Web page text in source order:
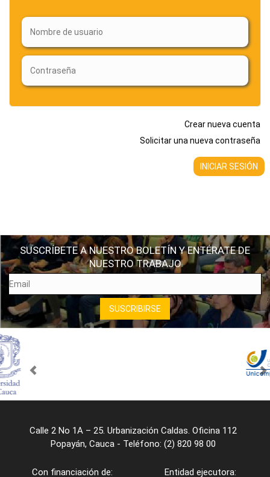
Crear nueva cuenta
Solicitar una nueva contraseña
SUSCRÍBETE A NUESTRO BOLETÍN Y ENTÉRATE DE
NUESTRO TRABAJO
Calle 2 No 1A – 25. Urbanización Caldas. Oficina 112
Popayán, Cauca - Teléfono: (2) 820 98 00
Con financiación de: Entidad ejecutora: